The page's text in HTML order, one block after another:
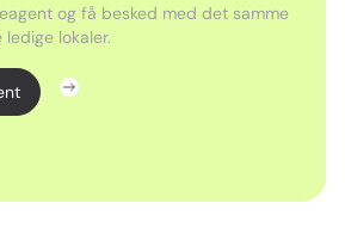
og få besked med det samme
lokaler.